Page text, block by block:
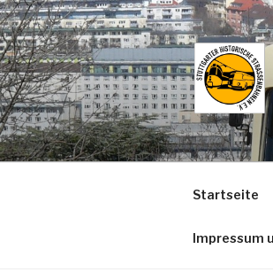
Zum
Inhalt
springen
Startseite
Impressum